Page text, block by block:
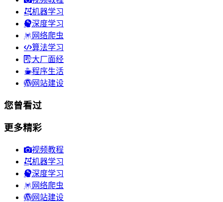
机器学习
深度学习
网络爬虫
算法学习
大厂面经
程序生活
网站建设
您曾看过
更多精彩
视频教程
机器学习
深度学习
网络爬虫
网站建设